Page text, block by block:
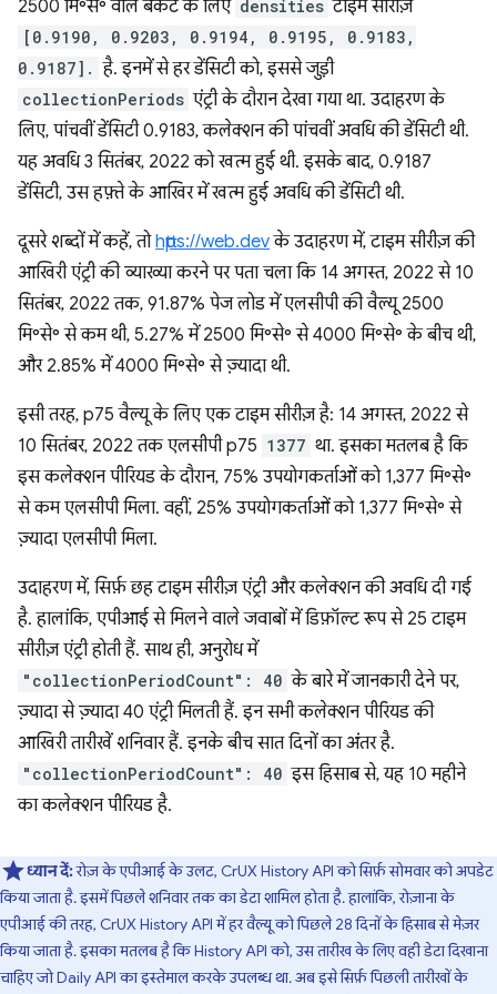
2500 मि॰से॰ वाले बकेट के लिए densities टाइम सीरीज़
[0.9190, 0.9203, 0.9194, 0.9195, 0.9183,
0.9187]. है. इनमें से हर डेंसिटी को, इससे जुड़ी
collectionPeriods एंट्री के दौरान देखा गया था. उदाहरण के
लिए, पांचवीं डेंसिटी 0.9183, कलेक्शन की पांचवीं अवधि की डेंसिटी थी.
यह अवधि 3 सितंबर, 2022 को खत्म हुई थी. इसके बाद, 0.9187
डेंसिटी, उस हफ़्ते के आखिर में खत्म हुई अवधि की डेंसिटी थी.
दूसरे शब्दों में कहें, तोhttps://web.devके उदाहरण में, टाइम सीरीज़ की
आखिरी एंट्री की व्याख्या करने पर पता चला कि 14 अगस्त, 2022 से 10
सितंबर, 2022 तक, 91.87% पेज लोड में एलसीपी की वैल्यू 2500
मि॰से॰ से कम थी, 5.27% में 2500 मि॰से॰ से 4000 मि॰से॰ के बीच थी,
और 2.85% में 4000 मि॰से॰ से ज़्यादा थी.
इसी तरह, p75 वैल्यू के लिए एक टाइम सीरीज़ है: 14 अगस्त, 2022 से
10 सितंबर, 2022 तक एलसीपी p75 1377 था. इसका मतलब है कि
इस कलेक्शन पीरियड के दौरान, 75% उपयोगकर्ताओं को 1,377 मि॰से॰
से कम एलसीपी मिला. वहीं, 25% उपयोगकर्ताओं को 1,377 मि॰से॰ से
ज़्यादा एलसीपी मिला.
उदाहरण में, सिर्फ़ छह टाइम सीरीज़ एंट्री और कलेक्शन की अवधि दी गई
है. हालांकि, एपीआई से मिलने वाले जवाबों में डिफ़ॉल्ट रूप से 25 टाइम
सीरीज़ एंट्री होती हैं. साथ ही, अनुरोध में
"collectionPeriodCount": 40 के बारे में जानकारी देने पर,
ज़्यादा से ज़्यादा 40 एंट्री मिलती हैं. इन सभी कलेक्शन पीरियड की
आखिरी तारीखें शनिवार हैं. इनके बीच सात दिनों का अंतर है.
"collectionPeriodCount": 40 इस हिसाब से, यह 10 महीने
का कलेक्शन पीरियड है.
ध्यान दें:रोज़ के एपीआई के उलट, CrUX History API को सिर्फ़ सोमवार को अपडेट
किया जाता है. इसमें पिछले शनिवार तक का डेटा शामिल होता है. हालांकि, रोज़ाना के
एपीआई की तरह, CrUX History API में हर वैल्यू को पिछले 28 दिनों के हिसाब से मेज़र
किया जाता है. इसका मतलब है कि History API को, उस तारीख के लिए वही डेटा दिखाना
चाहिए जो Daily API का इस्तेमाल करके उपलब्ध था. अब इसे सिर्फ़ पिछली तारीखों के